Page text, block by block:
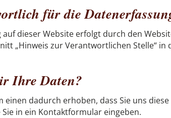
für die
dieser Website erfolgt durch den
„Hinweis zur Verantwortlichen Stelle“
Ihre Daten?
einen dadurch erhoben, dass Sie uns
in ein Kontaktformular eingeben.